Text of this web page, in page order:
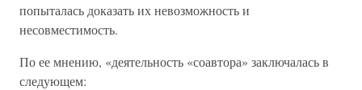
попыталась доказать их невозможность и
несовместимость.
По ее мнению, «деятельность «соавтора» заключалась в
следующем: